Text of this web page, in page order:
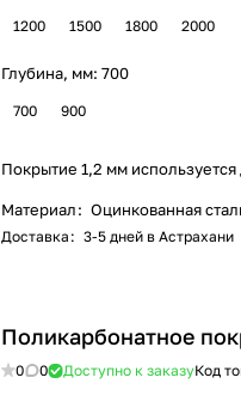
1200 1500 1800 2000
Глубина, мм: 700
700 900
Покрытие 1,2 мм
Материал: Оцинкованная
Доставка : 3-5 дней в Астрахани
Поликарбонатное
0 0 Доступно к заказуКод